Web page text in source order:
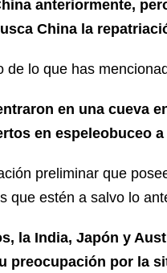
anteriormente,
China la
de lo que has
en una cueva
en espeleobuceo
preliminar que
que estén a salvo lo
la India, Japón y
preocupación por la